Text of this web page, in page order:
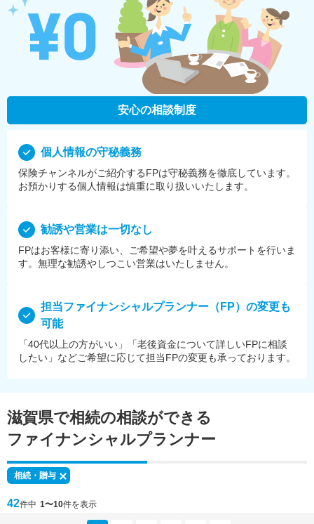
安心の相談制度
個⼈情報の守秘義務
保険チャンネルがご紹介するFPは守秘義務を徹底しています。
お預かりする個⼈情報は慎重に取り扱いいたします。
勧誘や営業は⼀切なし
FPはお客様に寄り添い、ご希望や夢を叶えるサポートを⾏いま
す。無理な勧誘やしつこい営業はいたしません。
担当ファイナンシャルプランナー（FP）の変更も
可能
「40代以上の方がいい」「老後資金について詳しいFPに相談
したい」などご希望に応じて担当FPの変更も承っております。
滋賀県で相続の相談ができる
ファイナンシャルプランナー
相続・贈与
42件中 1〜10件を表示